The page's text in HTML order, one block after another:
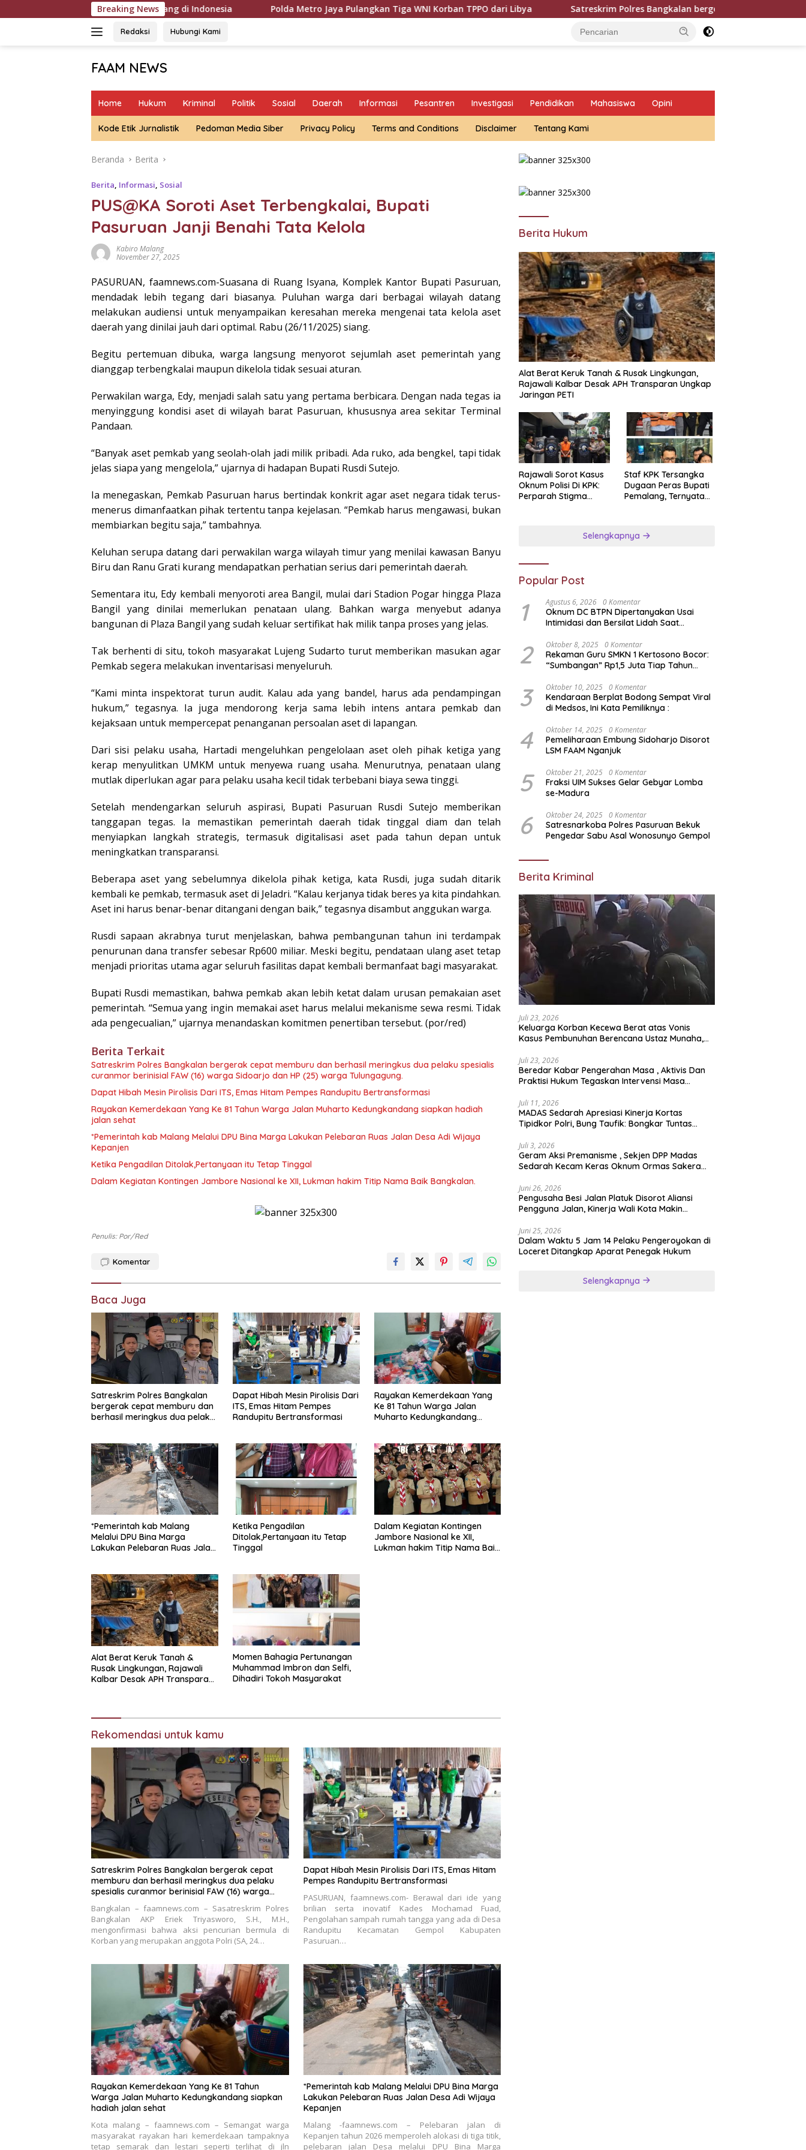
ke
Breaking News
Hutang di Indonesia Polda Metro Jaya Pulangkan Tiga WNI Korban TPPO dari Libya Satreskrim Polres Bangkalan bergerak cepat memburu dan berhasil meringkus
Redaksi Hubungi Kami
FAAM NEWS
Fakta,
Aspirasi
Home Hukum Kriminal Politik Sosial Daerah Informasi Pesantren Investigasi Pendidikan Mahasiswa Opini
Kode Etik Jurnalistik Pedoman Media Siber Privacy Policy Terms and Conditions Disclaimer Tentang Kami
Beranda Berita
Berita, Informasi, Sosial
PUS@KA Soroti Aset Terbengkalai, Bupati
Pasuruan Janji Benahi Tata Kelola
Kabiro Malang
November 27, 2025
PASURUAN, faamnews.com-Suasana di Ruang Isyana, Komplek Kantor Bupati Pasuruan,
mendadak lebih tegang dari biasanya. Puluhan warga dari berbagai wilayah datang
melakukan audiensi untuk menyampaikan keresahan mereka mengenai tata kelola aset
daerah yang dinilai jauh dari optimal. Rabu (26/11/2025) siang.
Begitu pertemuan dibuka, warga langsung menyorot sejumlah aset pemerintah yang
dianggap terbengkalai maupun dikelola tidak sesuai aturan.
Perwakilan warga, Edy, menjadi salah satu yang pertama berbicara. Dengan nada tegas ia
menyinggung kondisi aset di wilayah barat Pasuruan, khususnya area sekitar Terminal
Pandaan.
“Banyak aset pemkab yang seolah-olah jadi milik pribadi. Ada ruko, ada bengkel, tapi tidak
jelas siapa yang mengelola,” ujarnya di hadapan Bupati Rusdi Sutejo.
Ia menegaskan, Pemkab Pasuruan harus bertindak konkrit agar aset negara tidak terus-
menerus dimanfaatkan pihak tertentu tanpa kejelasan. “Pemkab harus mengawasi, bukan
membiarkan begitu saja,” tambahnya.
Keluhan serupa datang dari perwakilan warga wilayah timur yang menilai kawasan Banyu
Biru dan Ranu Grati kurang mendapatkan perhatian serius dari pemerintah daerah.
Sementara itu, Edy kembali menyoroti area Bangil, mulai dari Stadion Pogar hingga Plaza
Bangil yang dinilai memerlukan penataan ulang. Bahkan warga menyebut adanya
bangunan di Plaza Bangil yang sudah keluar sertifikat hak milik tanpa proses yang jelas.
Tak berhenti di situ, tokoh masyarakat Lujeng Sudarto turut memberikan masukan agar
Pemkab segera melakukan inventarisasi menyeluruh.
“Kami minta inspektorat turun audit. Kalau ada yang bandel, harus ada pendampingan
hukum,” tegasnya. Ia juga mendorong kerja sama lebih intens antara pemkab dan
kejaksaan untuk mempercepat penanganan persoalan aset di lapangan.
Dari sisi pelaku usaha, Hartadi mengeluhkan pengelolaan aset oleh pihak ketiga yang
kerap menyulitkan UMKM untuk menyewa ruang usaha. Menurutnya, penataan ulang
mutlak diperlukan agar para pelaku usaha kecil tidak terbebani biaya sewa tinggi.
Setelah mendengarkan seluruh aspirasi, Bupati Pasuruan Rusdi Sutejo memberikan
tanggapan tegas. Ia memastikan pemerintah daerah tidak tinggal diam dan telah
menyiapkan langkah strategis, termasuk digitalisasi aset pada tahun depan untuk
meningkatkan transparansi.
Beberapa aset yang sebelumnya dikelola pihak ketiga, kata Rusdi, juga sudah ditarik
kembali ke pemkab, termasuk aset di Jeladri. “Kalau kerjanya tidak beres ya kita pindahkan.
Aset ini harus benar-benar ditangani dengan baik,” tegasnya disambut anggukan warga.
Rusdi sapaan akrabnya turut menjelaskan, bahwa pembangunan tahun ini terdampak
penurunan dana transfer sebesar Rp600 miliar. Meski begitu, pendataan ulang aset tetap
menjadi prioritas utama agar seluruh fasilitas dapat kembali bermanfaat bagi masyarakat.
Bupati Rusdi memastikan, bahwa pemkab akan lebih ketat dalam urusan pemakaian aset
pemerintah. “Semua yang ingin memakai aset harus melalui mekanisme sewa resmi. Tidak
ada pengecualian,” ujarnya menandaskan komitmen penertiban tersebut. (por/red)
Berita Terkait
Satreskrim Polres Bangkalan bergerak cepat memburu dan berhasil meringkus dua pelaku spesialis
curanmor berinisial FAW (16) warga Sidoarjo dan HP (25) warga Tulungagung.
Dapat Hibah Mesin Pirolisis Dari ITS, Emas Hitam Pempes Randupitu Bertransformasi
Rayakan Kemerdekaan Yang Ke 81 Tahun Warga Jalan Muharto Kedungkandang siapkan hadiah
jalan sehat
*Pemerintah kab Malang Melalui DPU Bina Marga Lakukan Pelebaran Ruas Jalan Desa Adi Wijaya
Kepanjen
Ketika Pengadilan Ditolak,Pertanyaan itu Tetap Tinggal
Dalam Kegiatan Kontingen Jambore Nasional ke XII, Lukman hakim Titip Nama Baik Bangkalan.
Penulis: Por/red
Komentar
Baca Juga
Satreskrim Polres Bangkalan
bergerak cepat memburu dan
berhasil meringkus dua pelaku
HP (25) warga Tulungagung.
Dapat Hibah Mesin Pirolisis Dari
ITS, Emas Hitam Pempes
Randupitu Bertransformasi
Rayakan Kemerdekaan Yang
Ke 81 Tahun Warga Jalan
Muharto Kedungkandang
*Pemerintah kab Malang
Melalui DPU Bina Marga
Lakukan Pelebaran Ruas Jalan
Ketika Pengadilan
Ditolak,Pertanyaan itu Tetap
Tinggal
Dalam Kegiatan Kontingen
Jambore Nasional ke XII,
Lukman hakim Titip Nama Baik
Alat Berat Keruk Tanah &
Rusak Lingkungan, Rajawali
Kalbar Desak APH Transparan
Momen Bahagia Pertunangan
Muhammad Imbron dan Selfi,
Dihadiri Tokoh Masyarakat
Rekomendasi untuk kamu
Satreskrim Polres Bangkalan bergerak cepat
memburu dan berhasil meringkus dua pelaku
spesialis curanmor berinisial FAW (16) warga
Bangkalan – faamnews.com – Sasatreskrim Polres
Bangkalan AKP Eriek Triyasworo, S.H., M.H.,
mengonfirmasi bahwa aksi pencurian bermula di
Korban yang merupakan anggota Polri (SA, 24…
Dapat Hibah Mesin Pirolisis Dari ITS, Emas Hitam
Pempes Randupitu Bertransformasi
PASURUAN, faamnews.com- Berawal dari ide yang
brilian serta inovatif Kades Mochamad Fuad,
Pengolahan sampah rumah tangga yang ada di Desa
Randupitu Kecamatan Gempol Kabupaten
Pasuruan…
Rayakan Kemerdekaan Yang Ke 81 Tahun
Warga Jalan Muharto Kedungkandang siapkan
hadiah jalan sehat
Kota malang – faamnews.com – Semangat warga
masyarakat rayakan hari kemerdekaan tampaknya
tetap semarak dan lestari seperti terlihat di jln
*Pemerintah kab Malang Melalui DPU Bina Marga
Lakukan Pelebaran Ruas Jalan Desa Adi Wijaya
Kepanjen
Malang -faamnews.com – Pelebaran jalan di
Kepanjen tahun 2026 memperoleh alokasi di tiga titik,
pelebaran jalan Desa melalui DPU Bina Marga
Berita Hukum
Alat Berat Keruk Tanah & Rusak Lingkungan,
Rajawali Kalbar Desak APH Transparan Ungkap
Jaringan PETI
Rajawali Sorot Kasus
Oknum Polisi Di KPK:
Perparah Stigma
Staf KPK Tersangka
Dugaan Peras Bupati
Pemalang, Ternyata
Selengkapnya
Popular Post
1 Agustus 6, 2026 0 Komentar
Oknum DC BTPN Dipertanyakan Usai
Intimidasi dan Bersilat Lidah Saat
Hutang di Indonesia
2 Oktober 8, 2025 0 Komentar
Rekaman Guru SMKN 1 Kertosono Bocor:
“Sumbangan” Rp1,5 Juta Tiap Tahun
Pungli di Jatim Dipertanyakan
3 Oktober 10, 2025 0 Komentar
Kendaraan Berplat Bodong Sempat Viral
di Medsos, Ini Kata Pemiliknya :
4 Oktober 14, 2025 0 Komentar
Pemeliharaan Embung Sidoharjo Disorot
LSM FAAM Nganjuk
5 Oktober 21, 2025 0 Komentar
Fraksi UIM Sukses Gelar Gebyar Lomba
se-Madura
6 Oktober 24, 2025 0 Komentar
Satresnarkoba Polres Pasuruan Bekuk
Pengedar Sabu Asal Wonosunyo Gempol
Berita Kriminal
Juli 23, 2026
Keluarga Korban Kecewa Berat atas Vonis
Kasus Pembunuhan Berencana Ustaz Munaha,
Juli 23, 2026
Beredar Kabar Pengerahan Masa , Aktivis Dan
Praktisi Hukum Tegaskan Intervensi Masa
Juli 11, 2026
MADAS Sedarah Apresiasi Kinerja Kortas
Tipidkor Polri, Bung Taufik: Bongkar Tuntas
akarnya
Juli 3, 2026
Geram Aksi Premanisme , Sekjen DPP Madas
Sedarah Kecam Keras Oknum Ormas Sakera
Juni 26, 2026
Pengusaha Besi Jalan Platuk Disorot Aliansi
Pengguna Jalan, Kinerja Wali Kota Makin
Juni 25, 2026
Dalam Waktu 5 Jam 14 Pelaku Pengeroyokan di
Loceret Ditangkap Aparat Penegak Hukum
Selengkapnya